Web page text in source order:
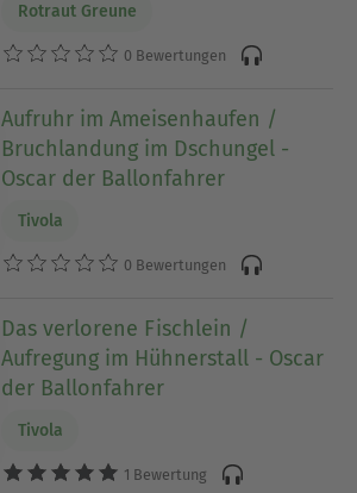
Rotraut Greune
0 Bewertungen
Aufruhr im Ameisenhaufen /
Bruchlandung im Dschungel -
Oscar der Ballonfahrer
Tivola
0 Bewertungen
Das verlorene Fischlein /
Aufregung im Hühnerstall - Oscar
der Ballonfahrer
Tivola
1 Bewertung